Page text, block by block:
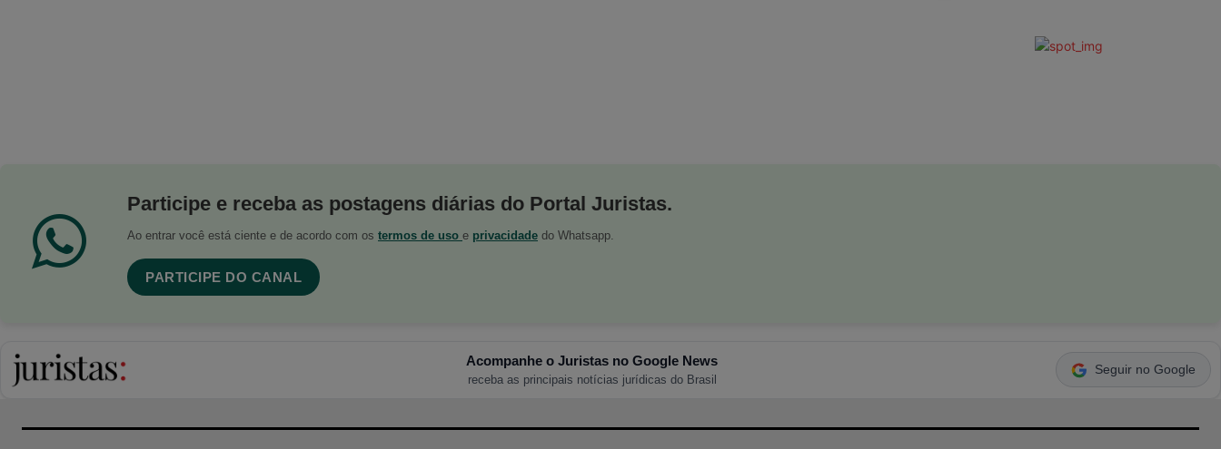
Participe e receba as postagens diárias do Portal Juristas.
Ao entrar você está ciente e de acordo com os termos de uso e privacidade do Whatsapp.
PARTICIPE DO CANAL
Acompanhe o Juristas no Google News
receba as principais notícias jurídicas do Brasil
Seguir no Google